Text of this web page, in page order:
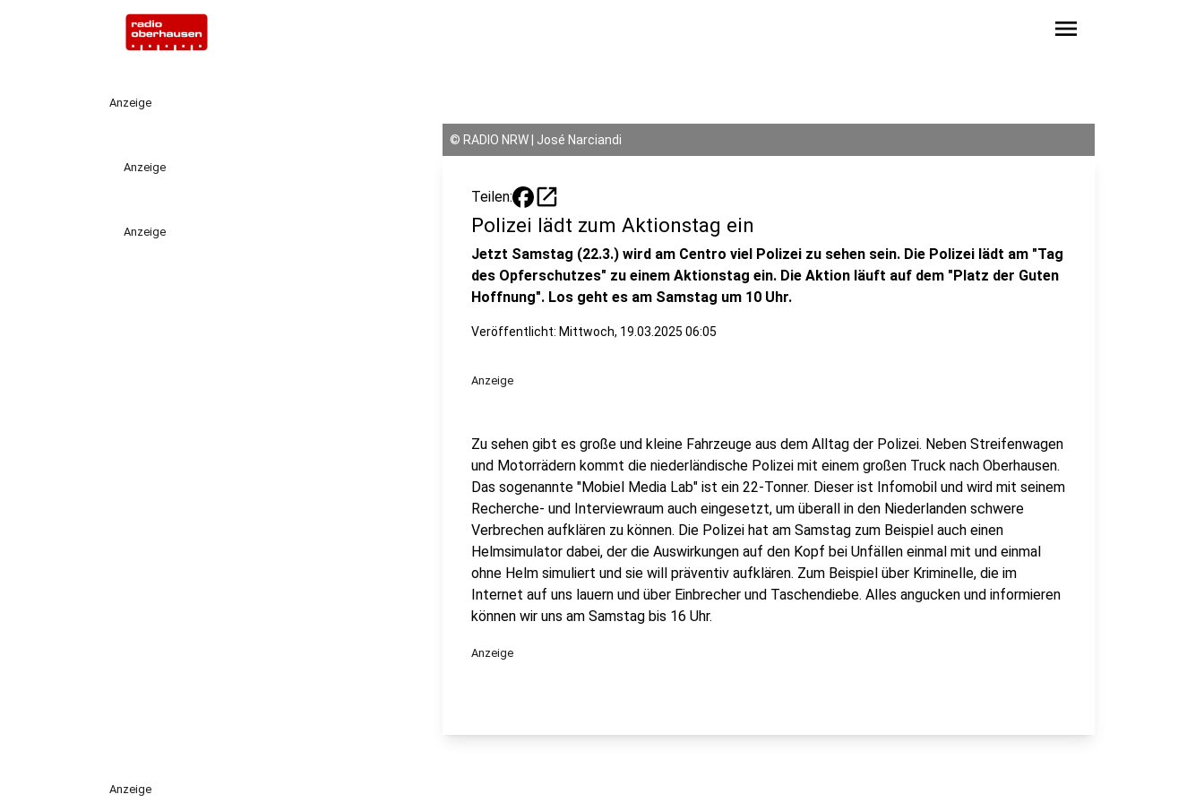
menu
Anzeige
Anzeige
Anzeige
© RADIO NRW | José Narciandi
Teilen: open_in_new
Polizei lädt zum Aktionstag ein
Jetzt Samstag (22.3.) wird am Centro viel Polizei zu sehen sein. Die Polizei lädt am "Tag
des Opferschutzes" zu einem Aktionstag ein. Die Aktion läuft auf dem "Platz der Guten
Hoffnung". Los geht es am Samstag um 10 Uhr.
Veröffentlicht: Mittwoch, 19.03.2025 06:05
Anzeige
Zu sehen gibt es große und kleine Fahrzeuge aus dem Alltag der Polizei. Neben Streifenwagen
und Motorrädern kommt die niederländische Polizei mit einem großen Truck nach Oberhausen.
Das sogenannte "Mobiel Media Lab" ist ein 22-Tonner. Dieser ist Infomobil und wird mit seinem
Recherche- und Interviewraum auch eingesetzt, um überall in den Niederlanden schwere
Verbrechen aufklären zu können. Die Polizei hat am Samstag zum Beispiel auch einen
Helmsimulator dabei, der die Auswirkungen auf den Kopf bei Unfällen einmal mit und einmal
ohne Helm simuliert und sie will präventiv aufklären. Zum Beispiel über Kriminelle, die im
Internet auf uns lauern und über Einbrecher und Taschendiebe. Alles angucken und informieren
können wir uns am Samstag bis 16 Uhr.
Anzeige
Anzeige